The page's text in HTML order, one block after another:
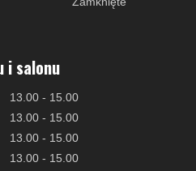
i salonu
13.00 - 15.00
13.00 - 15.00
13.00 - 15.00
13.00 - 15.00